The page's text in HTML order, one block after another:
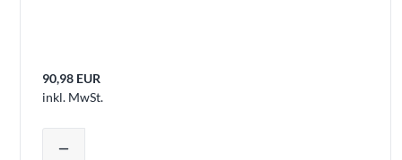
90,98 EUR
inkl. MwSt.
Produktmenge auswählen und in den
remove